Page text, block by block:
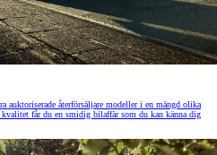
auktoriserade återförsäljare modeller i en mängd olika
får du en smidig bilaffär som du kan känna dig